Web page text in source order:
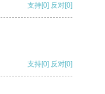
支持[0] 反对[0]
支持[0] 反对[0]